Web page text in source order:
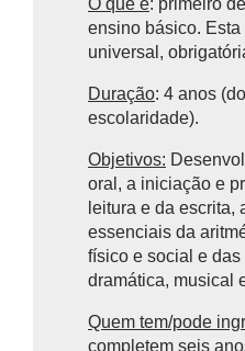
O que é: primeiro
ensino básico.
universal,
Duração: 4 anos
escolaridade).
Objetivos:
oral, a iniciação e
leitura e da escrita,
essenciais da
físico e social e
dramática, musical
Quem tem/pode
completem seis